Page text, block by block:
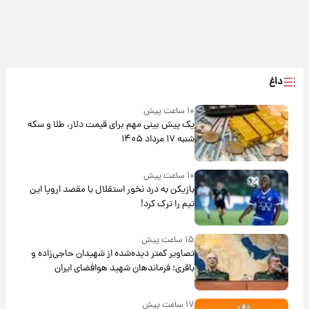
داغ
۱۰ ساعت پیش
یک پیش ‌بینی مهم برای قیمت دلار، طلا و سکه
شنبه ۱۷ مرداد ۱۴۰۵
۱۰ ساعت پیش
بازیکن به درد نخور استقلال با مقصد اروپا این
تیم را ترک کرد!
۱۵ ساعت پیش
تصاویر کمتر دیده‌شده از شهیدان حاجی‌زاده و
باقری؛ فرماندهان شهید هوافضای ایران
۱۷ ساعت پیش